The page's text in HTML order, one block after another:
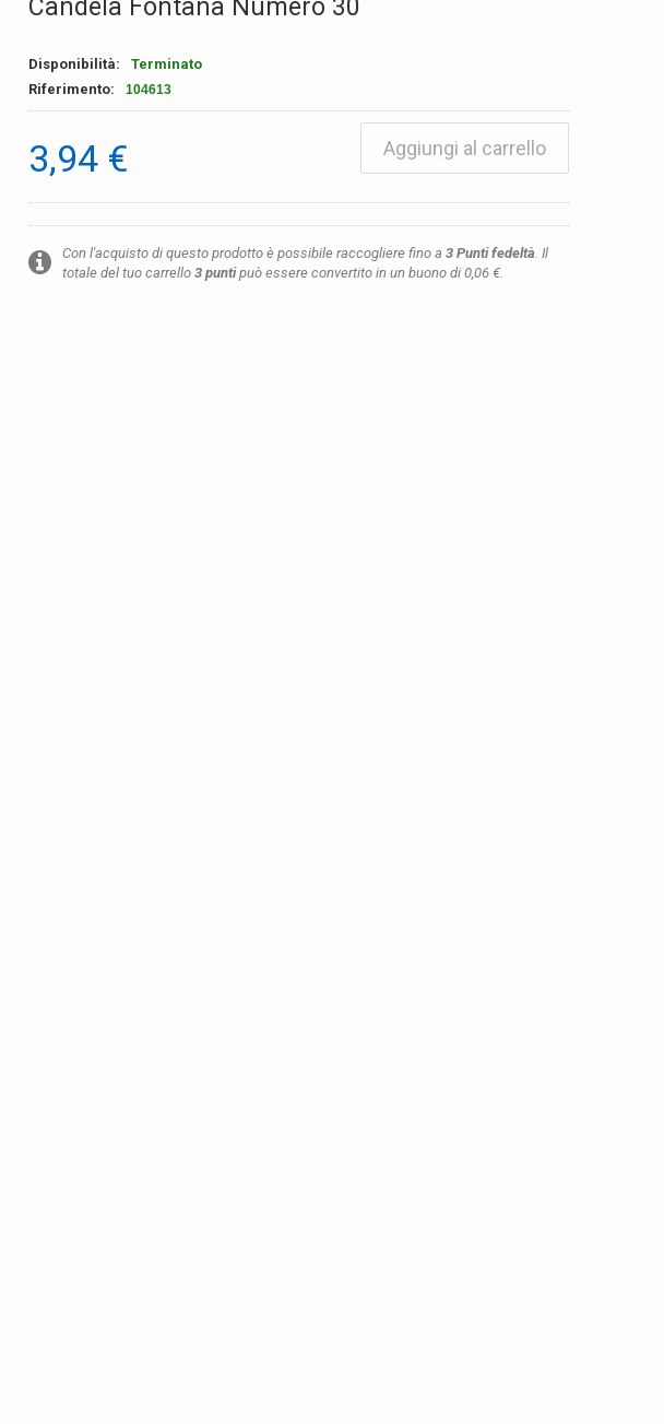
Candela Fontana Numero 30
Disponibilità:
Terminato
Riferimento:
104613
3,94 € Aggiungi al carrello
Con l'acquisto di questo prodotto è possibile raccogliere fino a 3 Punti fedeltà. Il
totale del tuo carrello 3 puntipuò essere convertito in un buono di 0,06 €.